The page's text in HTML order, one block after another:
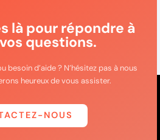
là pour répondre à
questions.
besoin d’aide ? N’hésitez pas à nous
heureux de vous assister.
NOUS